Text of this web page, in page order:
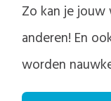
Zo kan je
anderen! En
worden